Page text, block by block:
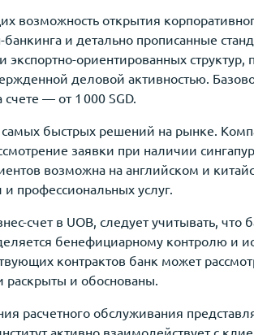
возможность открытия
банкинга и детально прописанные
ориентированных структур,
деловой активностью.
— от 1 000 SGD.
самых быстрых решений на рынке.
заявки при наличии
возможна на английском и
и профессиональных услуг.
счет в UOB, следует учитывать, что
бенефициарному контролю и
контрактов банк может
и обоснованы.
расчетного обслуживания
активно взаимодействует с